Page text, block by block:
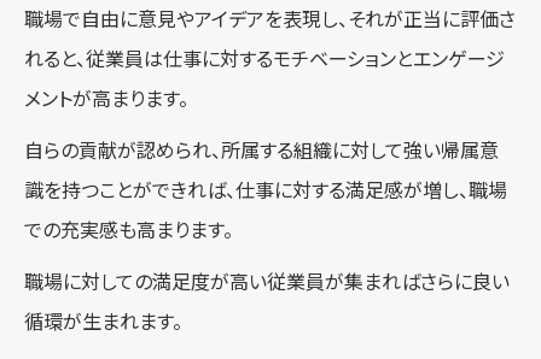
職場で自由に意見やアイデアを表現し、それが正当に評価さ
れると、従業員は仕事に対するモチベーションとエンゲージ
メントが高まります。
自らの貢献が認められ、所属する組織に対して強い帰属意
識を持つことができれば、仕事に対する満足感が増し、職場
での充実感も高まります。
職場に対しての満足度が高い従業員が集まればさらに良い
循環が生まれます。